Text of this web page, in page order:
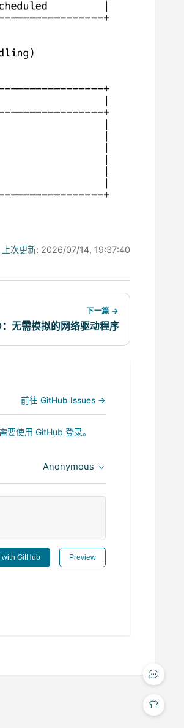
上次更新: 2026/07/14, 19:37:40
下一篇 →
无需模拟的网络驱动程序
前往 GitHub Issues →
要使用 GitHub 登录。
Anonymous
Preview
with GitHub